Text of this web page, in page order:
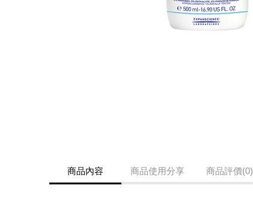
商品內容 商品使用分享 商品評價(0)